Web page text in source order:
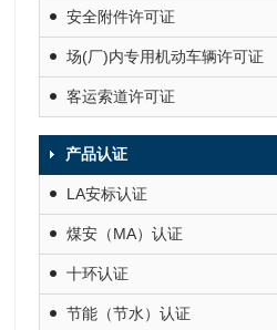
安全附件许可证
场(厂)内专用机动车辆许可证
客运索道许可证
产品认证
LA安标认证
煤安（MA）认证
十环认证
节能（节水）认证